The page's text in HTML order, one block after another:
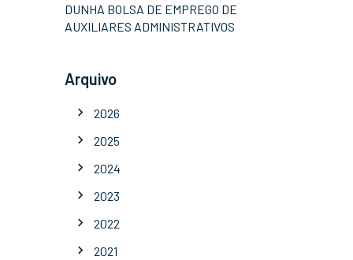
DUNHA BOLSA DE EMPREGO DE
AUXILIARES ADMINISTRATIVOS
Arquivo
2026
2025
2024
2023
2022
2021